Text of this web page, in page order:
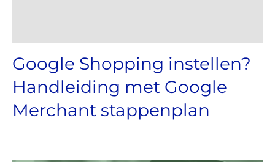
Google Shopping instellen?
Handleiding met Google
Merchant stappenplan